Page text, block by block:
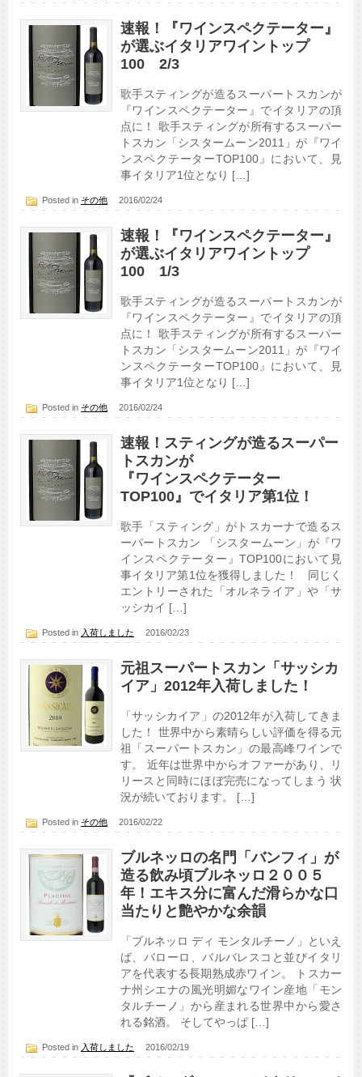
速報！『ワインスペクテーター』
が選ぶイタリアワイントップ
100 2/3
歌手スティングが造るスーパートスカンが
『ワインスペクテーター』でイタリアの頂
点に！ 歌手スティングが所有するスーパー
トスカン「シスタームーン2011」が『ワイ
ンスペクテーターTOP100』において、見
事イタリア1位となり […]
Posted in その他 2016/02/24
速報！『ワインスペクテーター』
が選ぶイタリアワイントップ
100 1/3
歌手スティングが造るスーパートスカンが
『ワインスペクテーター』でイタリアの頂
点に！ 歌手スティングが所有するスーパー
トスカン「シスタームーン2011」が『ワイ
ンスペクテーターTOP100』において、見
事イタリア1位となり […]
Posted in その他 2016/02/24
速報！スティングが造るスーパー
トスカンが
『ワインスペクテーター
TOP100』でイタリア第1位！
歌手「スティング」がトスカーナで造るス
ーパートスカン 「シスタームーン」が『ワ
インスペクテーター』TOP100において見
事イタリア第1位を獲得しました！ 同じく
エントリーされた「オルネライア」や「サ
ッシカイ […]
Posted in 入荷しました 2016/02/23
元祖スーパートスカン「サッシカ
イア」2012年入荷しました！
「サッシカイア」の2012年が入荷してきま
した！ 世界中から素晴らしい評価を得る元
祖「スーパートスカン」の最高峰ワインで
す。 近年は世界中からオファーがあり、リ
リースと同時にほぼ完売になってしまう 状
況が続いております。 […]
Posted in その他 2016/02/22
ブルネッロの名門「バンフィ」が
造る飲み頃ブルネッロ２００５
年！エキス分に富んだ滑らかな口
当たりと艶やかな余韻
「ブルネッロ ディ モンタルチーノ」といえ
ば、バローロ、バルバレスコと並びイタリ
アを代表する長期熟成赤ワイン。 トスカー
ナ州シエナの風光明媚なワイン産地「モン
タルチーノ」から産まれる世界中から愛さ
れる銘酒。 そしてやっぱ […]
Posted in 入荷しました 2016/02/19